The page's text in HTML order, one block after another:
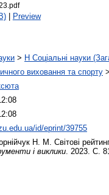
| Preview
> H Соціальні науки
виховання та спорту >
id/eprint/39755
Н. М. Світові
і виклики. 2023. С.